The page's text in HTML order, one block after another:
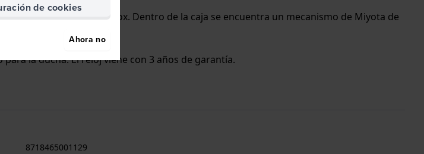
con una correa de Inox. Dentro de la caja se encuentra un mecanismo de Miyota de
la ducha. El reloj viene con 3 años de garantía.
8718465001129
de cookies
Ahora no